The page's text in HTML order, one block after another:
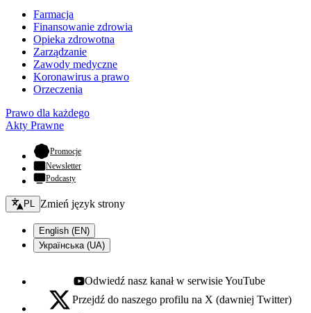
Farmacja
Finansowanie zdrowia
Opieka zdrowotna
Zarządzanie
Zawody medyczne
Koronawirus a prawo
Orzeczenia
Prawo dla każdego
Akty Prawne
Promocje- otwiera się w nowej karcie
Newsletter
Podcasty
Zmień język - bieżący:
PL Zmień język strony
English (EN)
Українська (UA)
Youtube - otwiera się w nowej karcie
Odwiedź nasz kanał w serwisie YouTube
X - otwiera się w nowej karcie
Przejdź do naszego profilu na X (dawniej Twitter)